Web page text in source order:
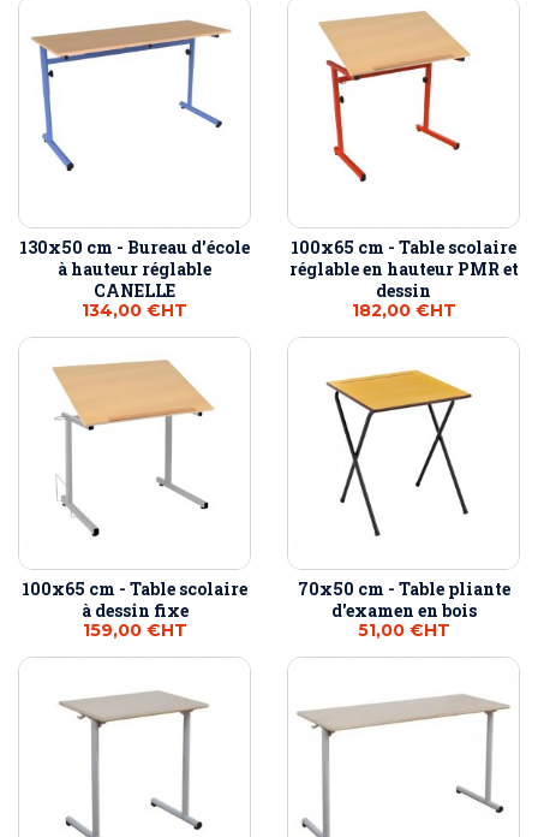
130x50 cm - Bureau d'école
à hauteur réglable
CANELLE
134,00 €HT
100x65 cm - Table scolaire
réglable en hauteur PMR et
dessin
182,00 €HT
100x65 cm - Table scolaire
à dessin fixe
159,00 €HT
70x50 cm - Table pliante
d'examen en bois
51,00 €HT